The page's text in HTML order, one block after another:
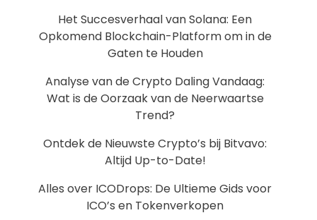
Het Succesverhaal van Solana: Een
Opkomend Blockchain-Platform om in de
Gaten te Houden
Analyse van de Crypto Daling Vandaag:
Wat is de Oorzaak van de Neerwaartse
Trend?
Ontdek de Nieuwste Crypto’s bij Bitvavo:
Altijd Up-to-Date!
Alles over ICODrops: De Ultieme Gids voor
ICO’s en Tokenverkopen